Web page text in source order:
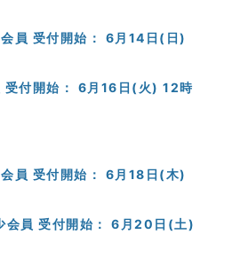
員 受付開始： 6月14日(日)
受付開始： 6月16日(火) 12時
員 受付開始： 6月18日(木)
会員 受付開始： 6月20日(土)